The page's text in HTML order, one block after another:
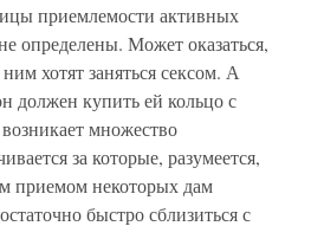
приемлемости активных
определены. Может оказаться,
хотят заняться сексом. А
должен купить ей кольцо с
множество
за которые, разумеется,
некоторых дам
быстро сблизиться с